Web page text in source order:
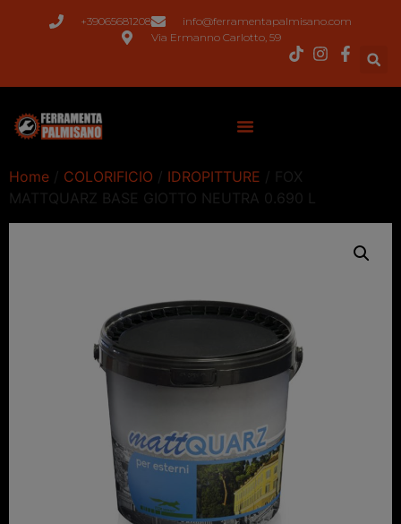
+39065681208
info@ferramentapalmisano.com
Via Ermanno Carlotto, 59
Home / COLORIFICIO / IDROPITTURE / FOX
MATTQUARZ BASE GIOTTO NEUTRA 0.690 L